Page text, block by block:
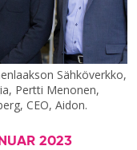
Sähköverkko,
Pertti Menonen,
CEO, Aidon.
2023